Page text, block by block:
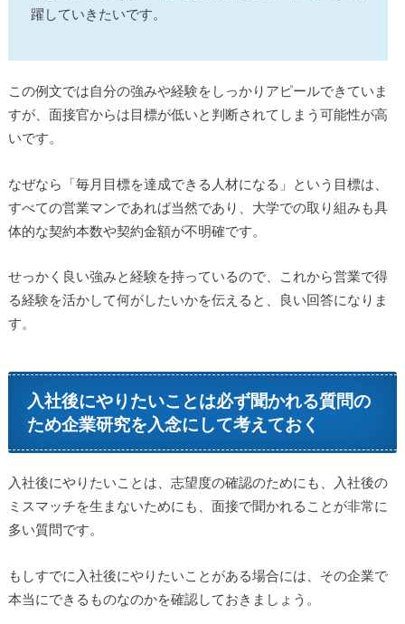
躍していきたいです。
この例文では自分の強みや経験をしっかりアピールできていま
すが、面接官からは目標が低いと判断されてしまう可能性が高
いです。
なぜなら「毎月目標を達成できる人材になる」という目標は、
すべての営業マンであれば当然であり、大学での取り組みも具
体的な契約本数や契約金額が不明確です。
せっかく良い強みと経験を持っているので、これから営業で得
る経験を活かして何がしたいかを伝えると、良い回答になりま
す。
入社後にやりたいことは必ず聞かれる質問の
ため企業研究を入念にして考えておく
入社後にやりたいことは、志望度の確認のためにも、入社後の
ミスマッチを生まないためにも、面接で聞かれることが非常に
多い質問です。
もしすでに入社後にやりたいことがある場合には、その企業で
本当にできるものなのかを確認しておきましょう。